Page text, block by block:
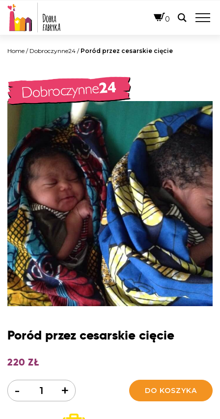
0
Home / Dobroczynne24 / Poród przez cesarskie cięcie
Poród przez cesarskie cięcie
220 ZŁ
Ilość +
- DO KOSZYKA